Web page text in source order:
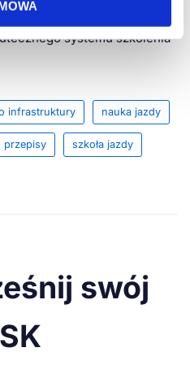
systemu szkolenia
infrastruktury nauka jazdy
przepisy szkoła jazdy
swój